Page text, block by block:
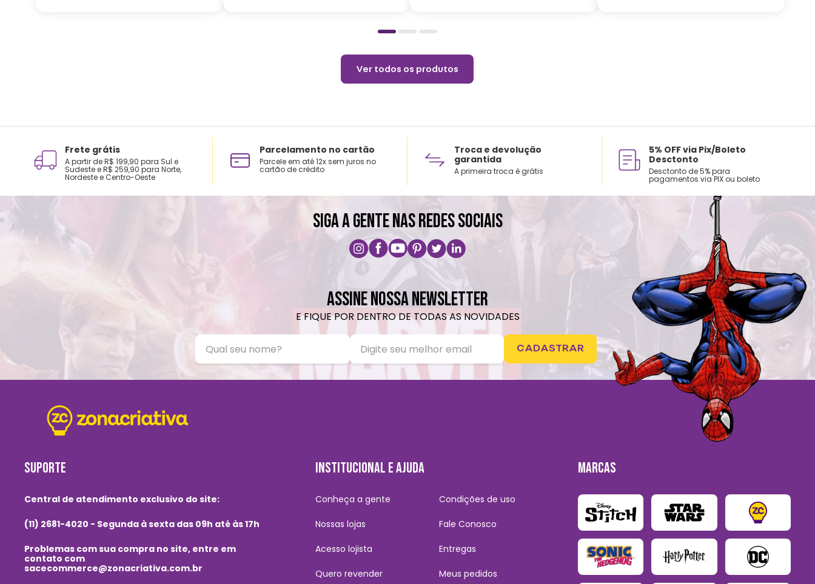
Ver todos os produtos
Frete grátis
A partir de R$ 199,90 para Sul e
Sudeste e R$ 259,90 para Norte,
Nordeste e Centro-Oeste
Parcelamento no cartão
Parcele em até 12x sem juros no
cartão de crédito
Troca e devolução
garantida
A primeira troca é grátis
5% OFF via Pix/Boleto
Desctonto
Desctonto de 5% para
pagamentos via PIX ou boleto
SIGA A GENTE NAS REDES SOCIAIS
ASSINE NOSSA NEWSLETTER
E FIQUE POR DENTRO DE TODAS AS NOVIDADES
CADASTRAR
SUPORTE
Central de atendimento exclusivo do site:
(11) 2681-4020 - Segunda à sexta das 09h até às 17h
Problemas com sua compra no site, entre em
contato com
sacecommerce@zonacriativa.com.br
INSTITUCIONAL E AJUDA
Conheça a gente
Nossas lojas
Acesso lojista
Quero revender
Condições de uso
Fale Conosco
Entregas
Meus pedidos
MARCAS